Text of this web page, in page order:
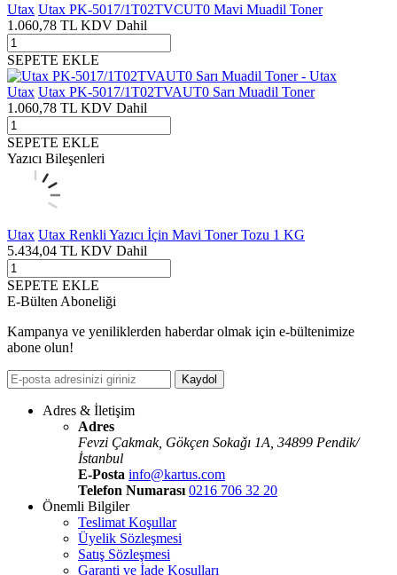
Utax Utax PK-5017/1T02TVCUT0 Mavi Muadil Toner
1.060,78 TL KDV Dahil
SEPETE EKLE
Utax Utax PK-5017/1T02TVAUT0 Sarı Muadil Toner
1.060,78 TL KDV Dahil
SEPETE EKLE
Yazıcı Bileşenleri
Utax Utax Renkli Yazıcı İçin Mavi Toner Tozu 1 KG
5.434,04 TL KDV Dahil
SEPETE EKLE
E-Bülten Aboneliği
Kampanya ve yeniliklerden haberdar olmak için e-bültenimize
abone olun!
Kaydol
Adres & İletişim
Adres
Fevzi Çakmak, Gökçen Sokaǧı 1A, 34899 Pendik/
İstanbul
E-Posta info@kartus.com
Telefon Numarası 0216 706 32 20
Önemli Bilgiler
Teslimat Koşullar
Üyelik Sözleşmesi
Satış Sözleşmesi
Garanti ve İade Koşulları